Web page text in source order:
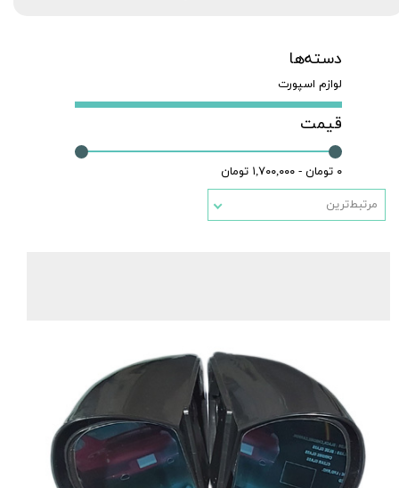
دسته‌ها
لوازم اسپورت
قیمت
۰ تومان - ۱,۷۰۰,۰۰۰ تومان
مرتبط‌ترین